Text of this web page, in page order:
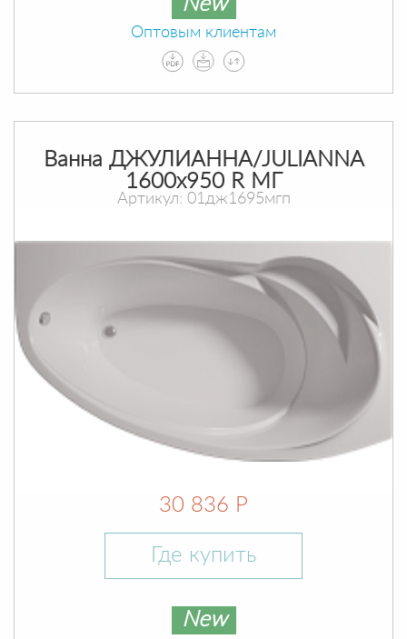
New
Оптовым клиентам
Ванна ДЖУЛИАННА/JULIANNA
1600х950 R МГ
Артикул: 01дж1695мгп
30 836 Р
Где купить
New